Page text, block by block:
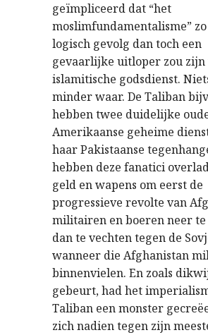
geïmpliceerd dat “het
moslimfundamentalisme”
logisch gevolg dan toch een
gevaarlijke uitloper zou zijn
islamitische godsdienst.
minder waar. De Taliban
hebben twee duidelijke
Amerikaanse geheime
haar Pakistaanse
hebben deze fanatici
geld en wapens om eerst de
progressieve revolte van
militairen en boeren neer te
dan te vechten tegen de
wanneer die Afghanistan
binnenvielen. En zoals
gebeurt, had het
Taliban een monster
zich nadien tegen zijn